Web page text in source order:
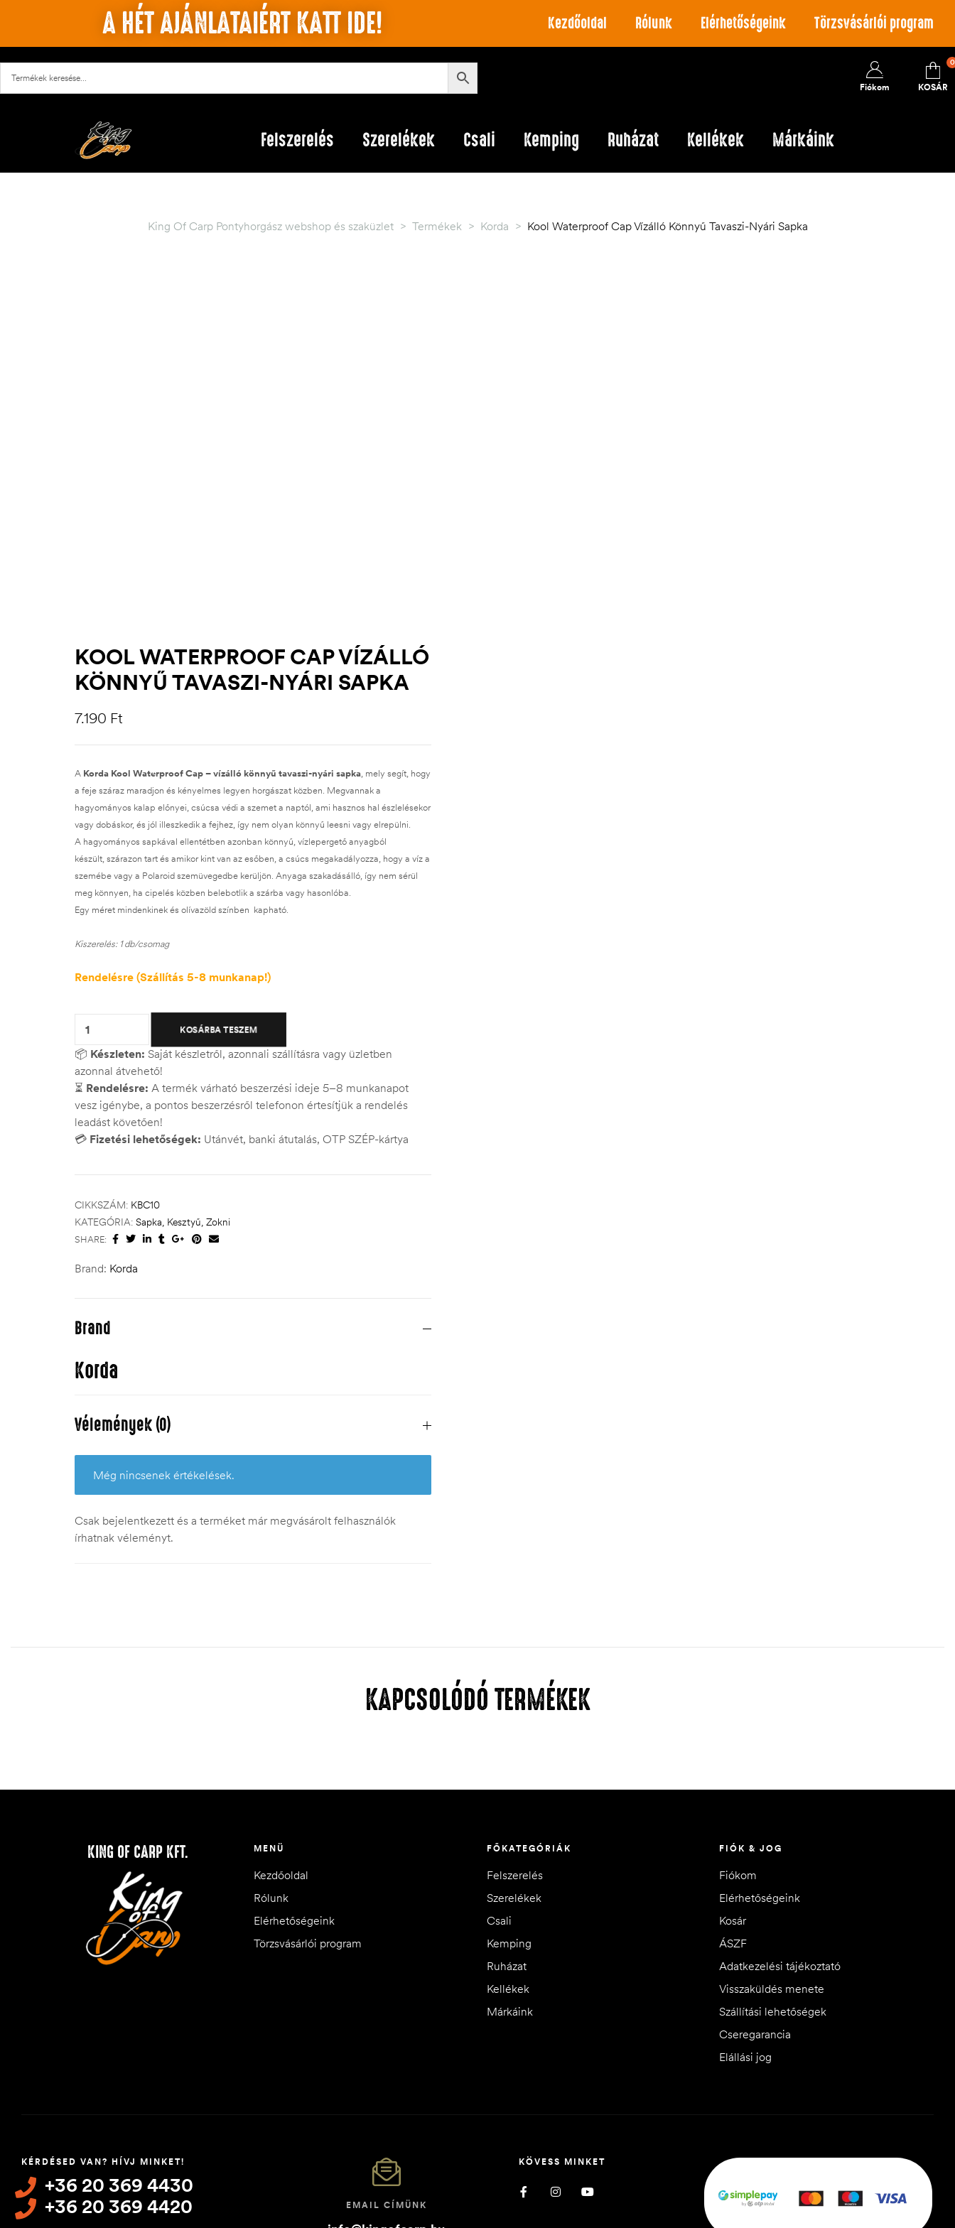
A HÉT AJÁNLATAIÉRT KATT IDE! Kezdőoldal Rólunk Elérhetőségeink Törzsvásárlói program
Fiókom KOSÁR
0
Felszerelés Szerelékek Csali Kemping Ruházat Kellékek Márkáink
King Of Carp Pontyhorgász webshop és szaküzlet > Termékek > Korda > Kool Waterproof Cap Vízálló Könnyű Tavaszi-Nyári Sapka
KOOL WATERPROOF CAP VÍZÁLLÓ
KÖNNYŰ TAVASZI-NYÁRI SAPKA
7.190 Ft
A Korda Kool Waterproof Cap – vízálló könnyű tavaszi-nyári sapka , mely segít, hogy
a feje száraz maradjon és kényelmes legyen horgászat közben. Megvannak a
hagyományos kalap előnyei, csúcsa védi a szemet a naptól, ami hasznos hal észlelésekor
vagy dobáskor, és jól illeszkedik a fejhez, így nem olyan könnyű leesni vagy elrepülni.
A hagyományos sapkával ellentétben azonban könnyű, vízlepergető anyagból
készült, szárazon tart és amikor kint van az esőben, a csúcs megakadályozza, hogy a víz a
szemébe vagy a Polaroid szemüvegedbe kerüljön. Anyaga szakadásálló, így nem sérül
meg könnyen, ha cipelés közben belebotlik a szárba vagy hasonlóba.
Egy méret mindenkinek és olívazöld színben kapható.
Kiszerelés: 1 db/csomag
Rendelésre (Szállítás 5-8 munkanap!)
KOSÁRBA TESZEM
📦 Készleten: Saját készletről, azonnali szállításra vagy üzletben
azonnal átvehető!
⏳ Rendelésre: A termék várható beszerzési ideje 5–8 munkanapot
vesz igénybe, a pontos beszerzésről telefonon értesítjük a rendelés
leadást követően!
💳 Fizetési lehetőségek: Utánvét, banki átutalás, OTP SZÉP-kártya
CIKKSZÁM: KBC10
KATEGÓRIA: Sapka, Kesztyű, Zokni
SHARE:
Brand: Korda
Brand
Korda
Vélemények (0)
Még nincsenek értékelések.
Csak bejelentkezett és a terméket már megvásárolt felhasználók
írhatnak véleményt.
KAPCSOLÓDÓ TERMÉKEK
KING OF CARP KFT. MENÜ
Kezdőoldal
Rólunk
Elérhetőségeink
Törzsvásárlói program
FŐKATEGÓRIÁK
Felszerelés
Szerelékek
Csali
Kemping
Ruházat
Kellékek
Márkáink
FIÓK & JOG
Fiókom
Elérhetőségeink
Kosár
ÁSZF
Adatkezelési tájékoztató
Visszaküldés menete
Szállítási lehetőségek
Cseregarancia
Elállási jog
KÉRDÉSED VAN? HÍVJ MINKET!
+36 20 369 4430
+36 20 369 4420
EMAIL CÍMÜNK
KÖVESS MINKET